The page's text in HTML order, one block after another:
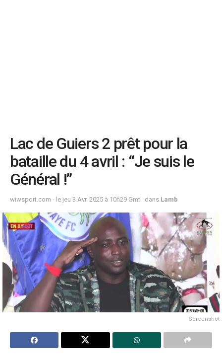
Lac de Guiers 2 prêt pour la
bataille du 4 avril : “Je suis le
Général !”
wiwsport.com - le jeu 3 Avr. 2025 à 10h29 Gmt dans Lamb
Screenshot